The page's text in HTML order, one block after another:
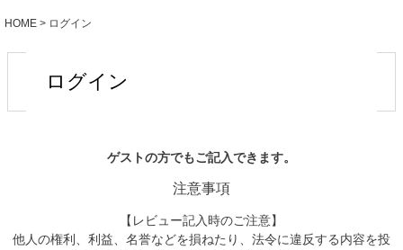
HOME ログイン
ログイン
ゲストの方でもご記入できます。
注意事項
【レビュー記入時のご注意】
他人の権利、利益、名誉などを損ねたり、法令に違反する内容を投